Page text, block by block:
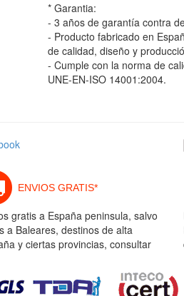
* Garantia:
- 3 años de garantía contra
- Producto fabricado en
de calidad, diseño y
- Cumple con la norma de
UNE-EN-ISO 14001:2004.
ENVIOS GRATIS*
gratis a España peninsula, salvo
a Baleares, destinos de alta
y ciertas provincias, consultar